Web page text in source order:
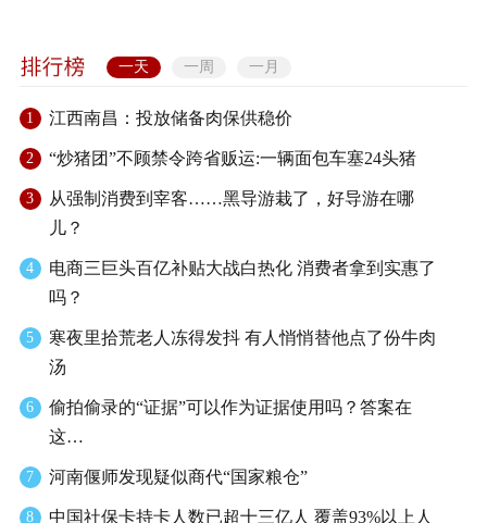
一天 一周 一月
1 江西南昌：投放储备肉保供稳价
2 “炒猪团”不顾禁令跨省贩运:一辆面包车塞24头猪
3
从强制消费到宰客……黑导游栽了，好导游在哪
儿？
4
电商三巨头百亿补贴大战白热化 消费者拿到实惠了
吗？
5
寒夜里拾荒老人冻得发抖 有人悄悄替他点了份牛肉
汤
6
偷拍偷录的“证据”可以作为证据使用吗？答案在
这…
7 河南偃师发现疑似商代“国家粮仓”
8
中国社保卡持卡人数已超十三亿人 覆盖93%以上人